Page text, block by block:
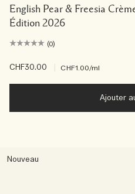
English Pear & Freesia
Édition 2026
(0)
CHF30.00 CHF1.00/ml
Ajouter
Nouveau